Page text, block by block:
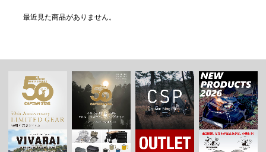
最近見た商品がありません。